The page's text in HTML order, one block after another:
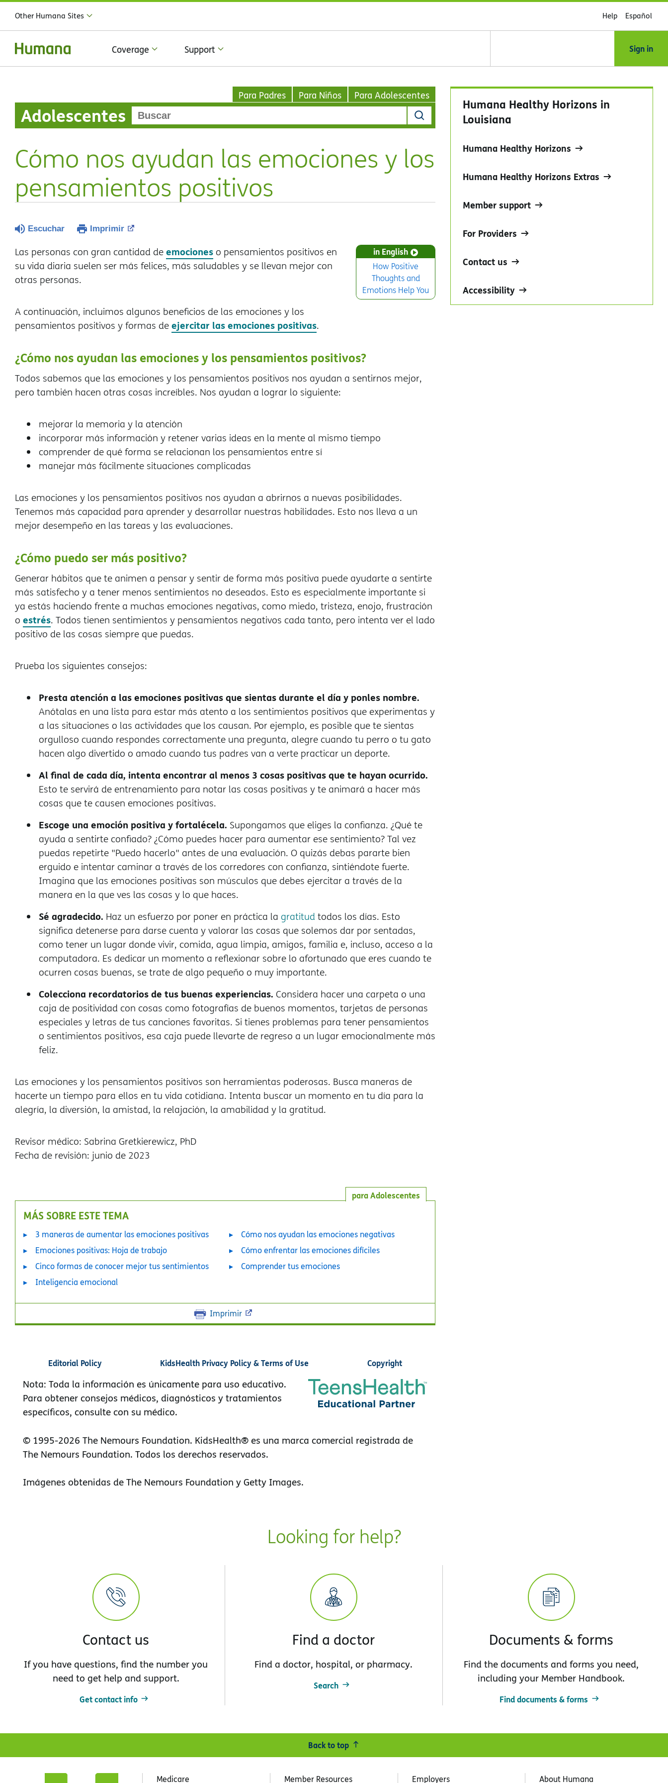
Other Humana Sites Help Español
Coverage Support Sign in
Para Padres Para Niños Para Adolescentes
Adolescentes
Cómo nos ayudan las emociones y los
pensamientos positivos
Escuchar Imprimir
in English
How Positive
Thoughts and
Emotions Help You
Las personas con gran cantidad deemociones o pensamientos positivos en
su vida diaria suelen ser más felices, más saludables y se llevan mejor con
otras personas.
A continuación, incluimos algunos beneficios de las emociones y los
pensamientos positivos y formas deejercitar las emociones positivas.
¿Cómo nos ayudan las emociones y los pensamientos positivos?
Todos sabemos que las emociones y los pensamientos positivos nos ayudan a sentirnos mejor,
pero también hacen otras cosas increíbles. Nos ayudan a lograr lo siguiente:
mejorar la memoria y la atención
incorporar más información y retener varias ideas en la mente al mismo tiempo
comprender de qué forma se relacionan los pensamientos entre sí
manejar más fácilmente situaciones complicadas
Las emociones y los pensamientos positivos nos ayudan a abrirnos a nuevas posibilidades.
Tenemos más capacidad para aprender y desarrollar nuestras habilidades. Esto nos lleva a un
mejor desempeño en las tareas y las evaluaciones.
¿Cómo puedo ser más positivo?
Generar hábitos que te animen a pensar y sentir de forma más positiva puede ayudarte a sentirte
más satisfecho y a tener menos sentimientos no deseados. Esto es especialmente importante si
ya estás haciendo frente a muchas emociones negativas, como miedo, tristeza, enojo, frustración
o estrés. Todos tienen sentimientos y pensamientos negativos cada tanto, pero intenta ver el lado
positivo de las cosas siempre que puedas.
Prueba los siguientes consejos:
Presta atención a las emociones positivas que sientas durante el día y ponles nombre.
Anótalas en una lista para estar más atento a los sentimientos positivos que experimentas y
a las situaciones o las actividades que los causan. Por ejemplo, es posible que te sientas
orgulloso cuando respondes correctamente una pregunta, alegre cuando tu perro o tu gato
hacen algo divertido o amado cuando tus padres van a verte practicar un deporte.
Al final de cada día, intenta encontrar al menos 3 cosas positivas que te hayan ocurrido.
Esto te servirá de entrenamiento para notar las cosas positivas y te animará a hacer más
cosas que te causen emociones positivas.
Escoge una emoción positiva y fortalécela. Supongamos que eliges la confianza. ¿Qué te
ayuda a sentirte confiado? ¿Cómo puedes hacer para aumentar ese sentimiento? Tal vez
puedas repetirte "Puedo hacerlo" antes de una evaluación. O quizás debas pararte bien
erguido e intentar caminar a través de los corredores con confianza, sintiéndote fuerte.
Imagina que las emociones positivas son músculos que debes ejercitar a través de la
manera en la que ves las cosas y lo que haces.
Sé agradecido. Haz un esfuerzo por poner en práctica la gratitudtodos los días. Esto
significa detenerse para darse cuenta y valorar las cosas que solemos dar por sentadas,
como tener un lugar donde vivir, comida, agua limpia, amigos, familia e, incluso, acceso a la
computadora. Es dedicar un momento a reflexionar sobre lo afortunado que eres cuando te
ocurren cosas buenas, se trate de algo pequeño o muy importante.
Colecciona recordatorios de tus buenas experiencias. Considera hacer una carpeta o una
caja de positividad con cosas como fotografías de buenos momentos, tarjetas de personas
especiales y letras de tus canciones favoritas. Si tienes problemas para tener pensamientos
o sentimientos positivos, esa caja puede llevarte de regreso a un lugar emocionalmente más
feliz.
Las emociones y los pensamientos positivos son herramientas poderosas. Busca maneras de
hacerte un tiempo para ellos en tu vida cotidiana. Intenta buscar un momento en tu día para la
alegría, la diversión, la amistad, la relajación, la amabilidad y la gratitud.
Revisor médico: Sabrina Gretkierewicz, PhD
Fecha de revisión: junio de 2023
para Adolescentes
MÁS SOBRE ESTE TEMA
3 maneras de aumentar las emociones positivas
Emociones positivas: Hoja de trabajo
Cinco formas de conocer mejor tus sentimientos
Inteligencia emocional
Cómo nos ayudan las emociones negativas
Cómo enfrentar las emociones difíciles
Comprender tus emociones
Imprimir
Editorial Policy KidsHealth Privacy Policy & Terms of Use Copyright
Nota: Toda la información es únicamente para uso educativo.
Para obtener consejos médicos, diagnósticos y tratamientos
específicos, consulte con su médico.
© 1995-2026 The Nemours Foundation. KidsHealth® es una marca comercial registrada de
The Nemours Foundation. Todos los derechos reservados.
Imágenes obtenidas de The Nemours Foundation y Getty Images.
Humana Healthy Horizons in
Louisiana
Humana Healthy Horizons
Humana Healthy Horizons Extras
Member support
For Providers
Contact us
Accessibility
Looking for help?
Contact us
If you have questions, find the number you
need to get help and support.
Get contact info
Find a doctor
Find a doctor, hospital, or pharmacy.
Search
Documents & forms
Find the documents and forms you need,
including your Member Handbook.
Find documents & forms
Back to top
Medicare Member Resources Employers About Humana